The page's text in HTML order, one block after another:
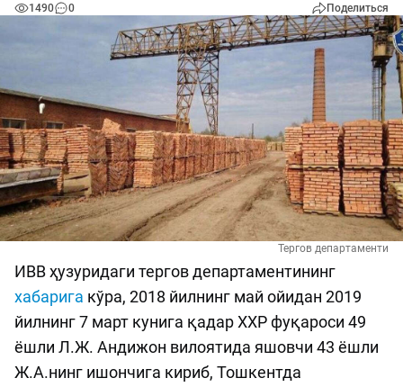
1490 0 Поделиться
Тергов департаменти
ИВВ ҳузуридаги тергов департаментининг
хабарига кўра, 2018 йилнинг май ойидан 2019
йилнинг 7 март кунига қадар ХХР фуқароси 49
ёшли Л.Ж. Андижон вилоятида яшовчи 43 ёшли
Ж.А.нинг ишончига кириб, Тошкентда